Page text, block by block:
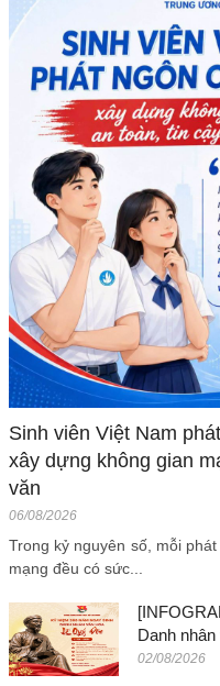
Sinh viên Việt Nam
xây dựng không gian
văn
06/08/2026
Trong kỷ nguyên số, mỗi
mạng đều có sức...
Danh
02/08/2026